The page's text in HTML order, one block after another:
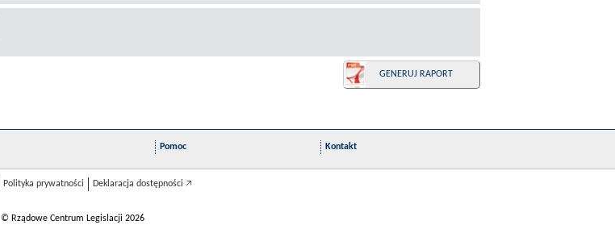
GENERUJ RAPORT
Pomoc Kontakt
Polityka prywatności Deklaracja dostępności 🡥
© Rządowe Centrum Legislacji 2026